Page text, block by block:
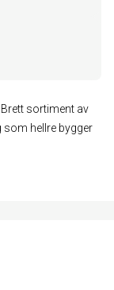
sortiment av
hellre bygger